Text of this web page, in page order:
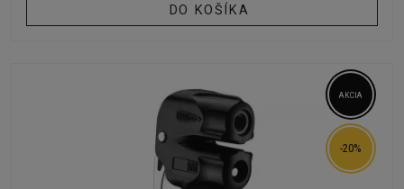
DO KOŠÍKA
AKCIA
-20%